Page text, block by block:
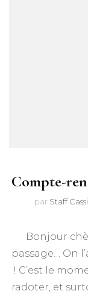
Compte-
par Staff
Bonjour
passage… On
! C’est le
radoter, et